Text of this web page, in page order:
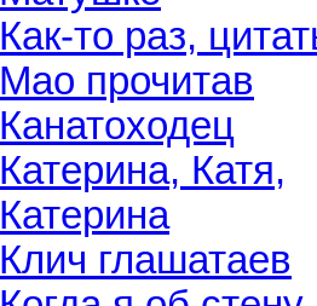
Как-то раз,
Мао прочитав
Канатоходец
Катерина, Катя,
Катерина
Клич глашатаев